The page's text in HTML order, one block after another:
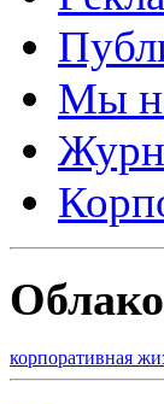
Мы
корпоративная